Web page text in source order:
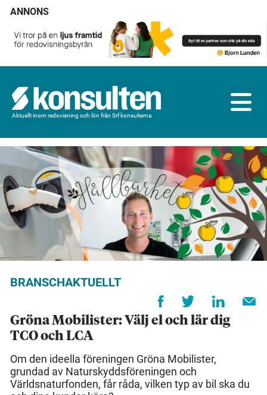
ANNONS
Aktuellt inom redovisning och lön från Srf konsulterna
BRANSCHAKTUELLT
Gröna Mobilister: Välj el och lär dig
TCO och LCA
Om den ideella föreningen Gröna Mobilister,
grundad av Naturskyddsföreningen och
Världsnaturfonden, får råda, vilken typ av bil ska du